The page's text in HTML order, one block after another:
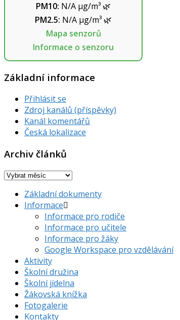
PM10: N/A µg/m³ 🌿
PM2.5: N/A µg/m³ 🌿
Mapa senzorů
Informace o senzoru
Základní informace
Přihlásit se
Zdroj kanálů (příspěvky)
Kanál komentářů
Česká lokalizace
Archiv článků
Archiv
Základní dokumenty
Informace
Informace pro rodiče
Informace pro učitele
Informace pro žáky
Google Workspace pro vzdělávání
Aktivity
Školní družina
Školní jídelna
Žákovská knížka
Fotogalerie
Kontakty